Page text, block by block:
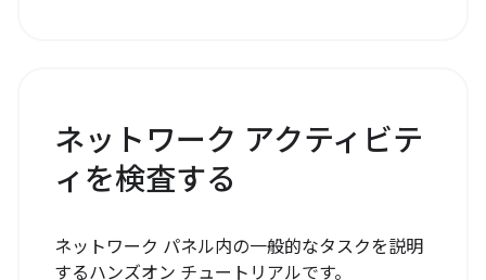
ネットワーク アクティビテ
ィを検査する
ネットワーク パネル内の一般的なタスクを説明
するハンズオン チュートリアルです。